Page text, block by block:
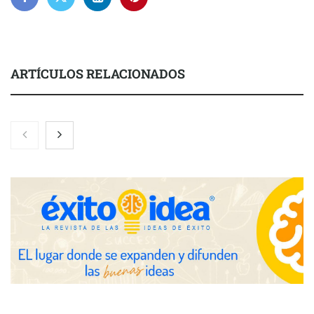
ARTÍCULOS RELACIONADOS
El nuevo mapa de zonas tensionadas abre nuevos frentes
legales para propietarios e inquilinos en Cataluña
La luz roja, el nuevo aftersun, actúa en la recuperación de la piel
después del sol
Eulalia Roig lanza ‘The Journal’, una revista digital mensual de
entrevistas y fotografía editorial